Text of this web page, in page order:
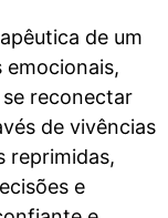
de um
emocionais,
reconectar
de vivências
reprimidas,
e